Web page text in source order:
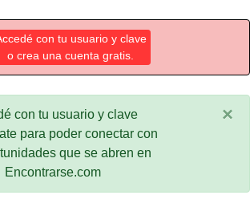
con tu usuario y clave
o crea una cuenta gratis.
con tu usuario y clave
para poder conectar con
que se abren en
Encontrarse.com
×